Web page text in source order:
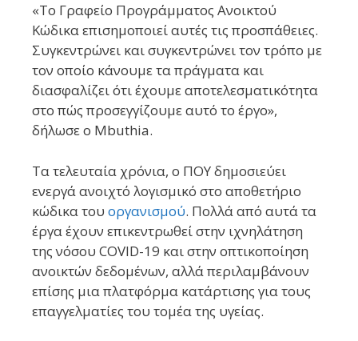
«Το Γραφείο Προγράμματος Ανοικτού
Κώδικα επισημοποιεί αυτές τις προσπάθειες.
Συγκεντρώνει και συγκεντρώνει τον τρόπο με
τον οποίο κάνουμε τα πράγματα και
διασφαλίζει ότι έχουμε αποτελεσματικότητα
στο πώς προσεγγίζουμε αυτό το έργο»,
δήλωσε ο Mbuthia.
Τα τελευταία χρόνια, ο ΠΟΥ δημοσιεύει
ενεργά ανοιχτό λογισμικό στο αποθετήριο
κώδικα του οργανισμού. Πολλά από αυτά τα
έργα έχουν επικεντρωθεί στην ιχνηλάτηση
της νόσου COVID-19 και στην οπτικοποίηση
ανοικτών δεδομένων, αλλά περιλαμβάνουν
επίσης μια πλατφόρμα κατάρτισης για τους
επαγγελματίες του τομέα της υγείας.